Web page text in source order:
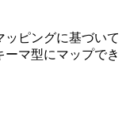
ッピングに基づいて
マ型にマップでき